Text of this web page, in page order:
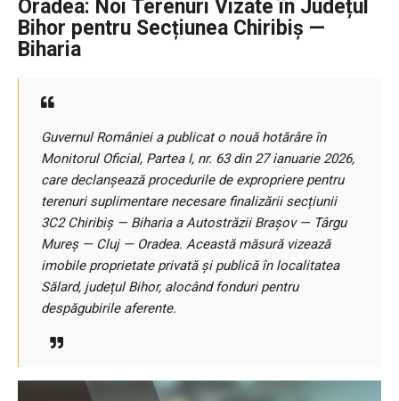
Oradea: Noi Terenuri Vizate în Județul
Bihor pentru Secțiunea Chiribiș —
Biharia
Guvernul României a publicat o nouă hotărâre în
Monitorul Oficial, Partea I, nr. 63 din 27 ianuarie 2026,
care declanșează procedurile de expropriere pentru
terenuri suplimentare necesare finalizării secțiunii
3C2 Chiribiș — Biharia a Autostrăzii Brașov — Târgu
Mureș — Cluj — Oradea. Această măsură vizează
imobile proprietate privată și publică în localitatea
Sălard, județul Bihor, alocând fonduri pentru
despăgubirile aferente.